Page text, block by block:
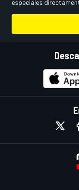
especiales